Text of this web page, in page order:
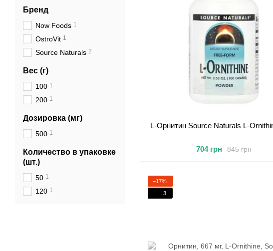
L-Орнитин Source Naturals L-
845 грн
704 грн
−17%
3
Бренд
Now Foods 1
OstroVit 1
Source Naturals 2
Вес (г)
100 1
200 1
Дозировка (мг)
500 1
Количество в упаковке
(шт.)
50 1
120 1